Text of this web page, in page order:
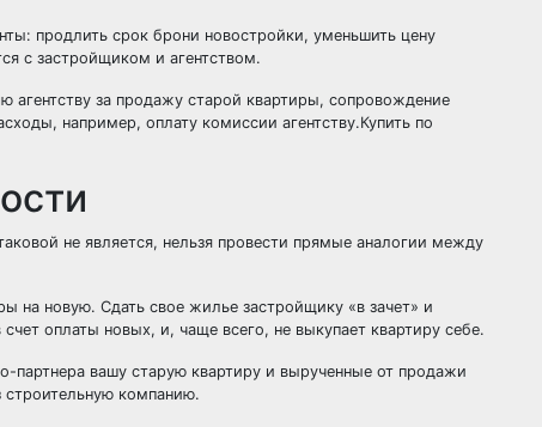
продлить срок брони новостройки, уменьшить цену
с застройщиком и агентством.
агентству за продажу старой квартиры, сопровождение
например, оплату комиссии агентству.Купить по
не является, нельзя провести прямые аналогии между
на новую. Сдать свое жилье застройщику «в зачет» и
оплаты новых, и, чаще всего, не выкупает квартиру себе.
партнера вашу старую квартиру и вырученные от продажи
строительную компанию.